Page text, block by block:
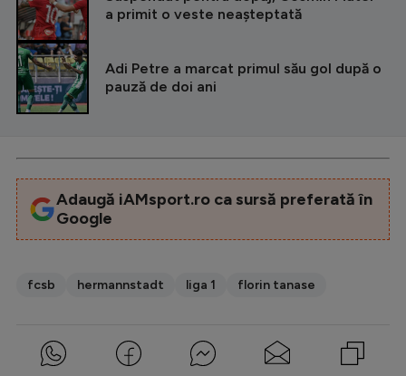
a primit o veste neașteptată
Adi Petre a marcat primul său gol după o
pauză de doi ani
Adaugă iAMsport.ro ca sursă preferată în
Google
fcsb hermannstadt liga 1 florin tanase